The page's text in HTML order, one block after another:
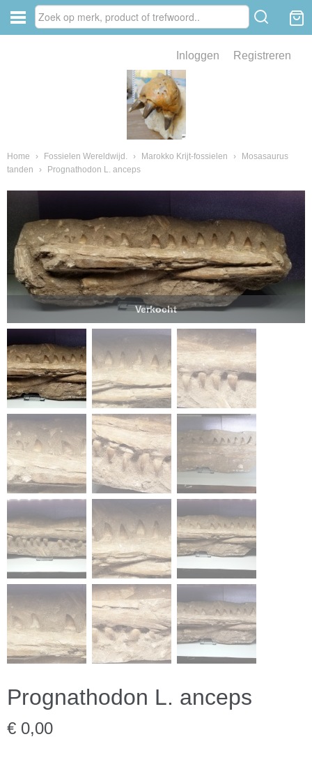
Inloggen Registreren
Home › Fossielen Wereldwijd. › Marokko Krijt-fossielen ›
Mosasaurus
tanden
› Prognathodon L. anceps
Verkocht
Prognathodon L. anceps
€ 0,00
van fossielen en mineralen